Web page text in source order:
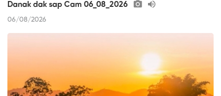
Danak dak sap Cam 06_08_2026
06/08/2026